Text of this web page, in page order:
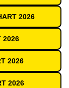
2026
2026
2026
2026